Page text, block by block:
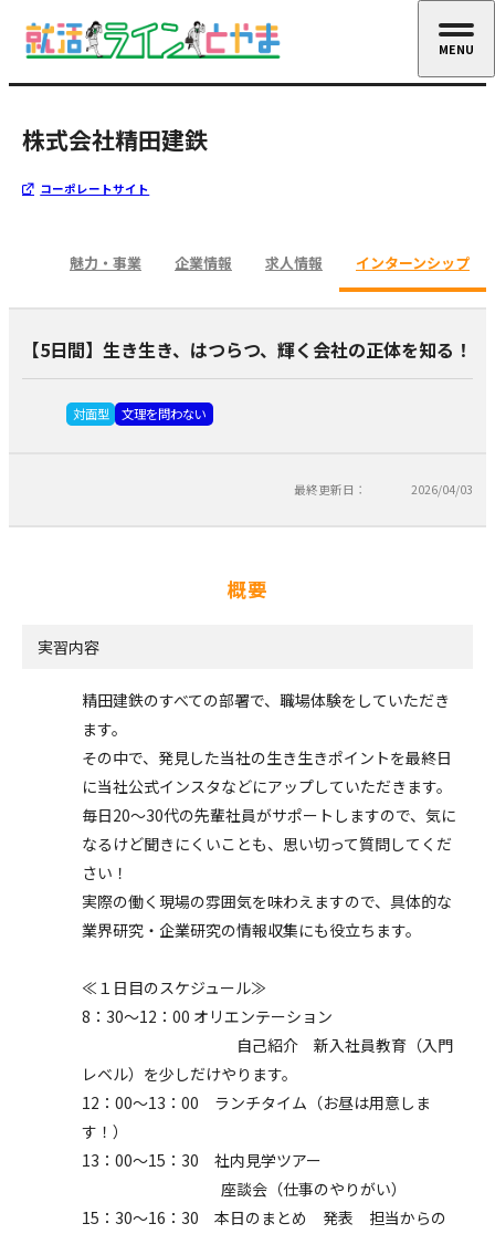
株式会社精田建鉄
コーポレートサイト
魅力・事業 企業情報 求人情報 インターンシップ
【5日間】生き生き、はつらつ、輝く会社の正体を知る！
対面型 文理を問わない
最終更新日： 2026/04/03
概要
実習内容
精田建鉄のすべての部署で、職場体験をしていただき
ます。
その中で、発見した当社の生き生きポイントを最終日
に当社公式インスタなどにアップしていただきます。
毎日20～30代の先輩社員がサポートしますので、気に
なるけど聞きにくいことも、思い切って質問してくだ
さい！
実際の働く現場の雰囲気を味わえますので、具体的な
業界研究・企業研究の情報収集にも役立ちます。
≪１日目のスケジュール≫
8：30～12：00 オリエンテーション
自己紹介 新入社員教育（入門
レベル）を少しだけやります。
12：00～13：00 ランチタイム（お昼は用意しま
す！）
13：00～15：30 社内見学ツアー
座談会（仕事のやりがい）
15：30～16：30 本日のまとめ 発表 担当からの
MENU